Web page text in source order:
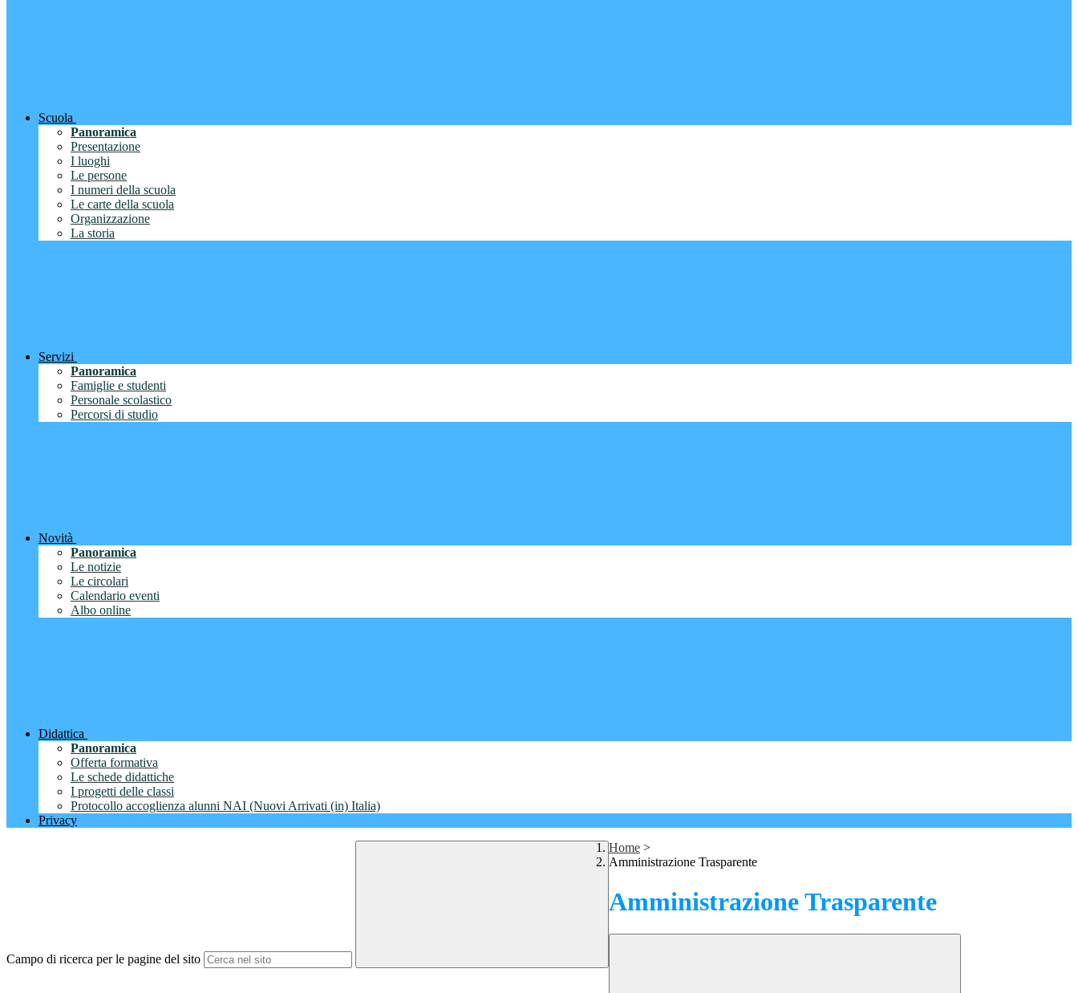
Scuola
Panoramica
Presentazione
I luoghi
Le persone
I numeri della scuola
Le carte della scuola
Organizzazione
La storia
Servizi
Panoramica
Famiglie e studenti
Personale scolastico
Percorsi di studio
Novità
Panoramica
Le notizie
Le circolari
Calendario eventi
Albo online
Didattica
Panoramica
Offerta formativa
Le schede didattiche
I progetti delle classi
Protocollo accoglienza alunni NAI (Nuovi Arrivati (in) Italia)
Privacy
Campo di ricerca per le pagine del sito
Home >
Amministrazione Trasparente
Amministrazione Trasparente